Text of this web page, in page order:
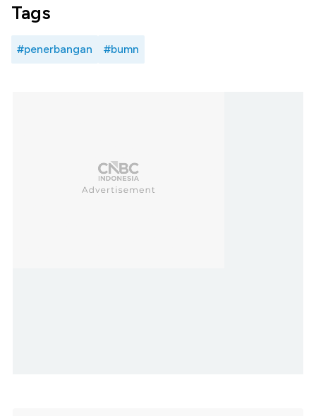
Tags
#penerbangan #bumn